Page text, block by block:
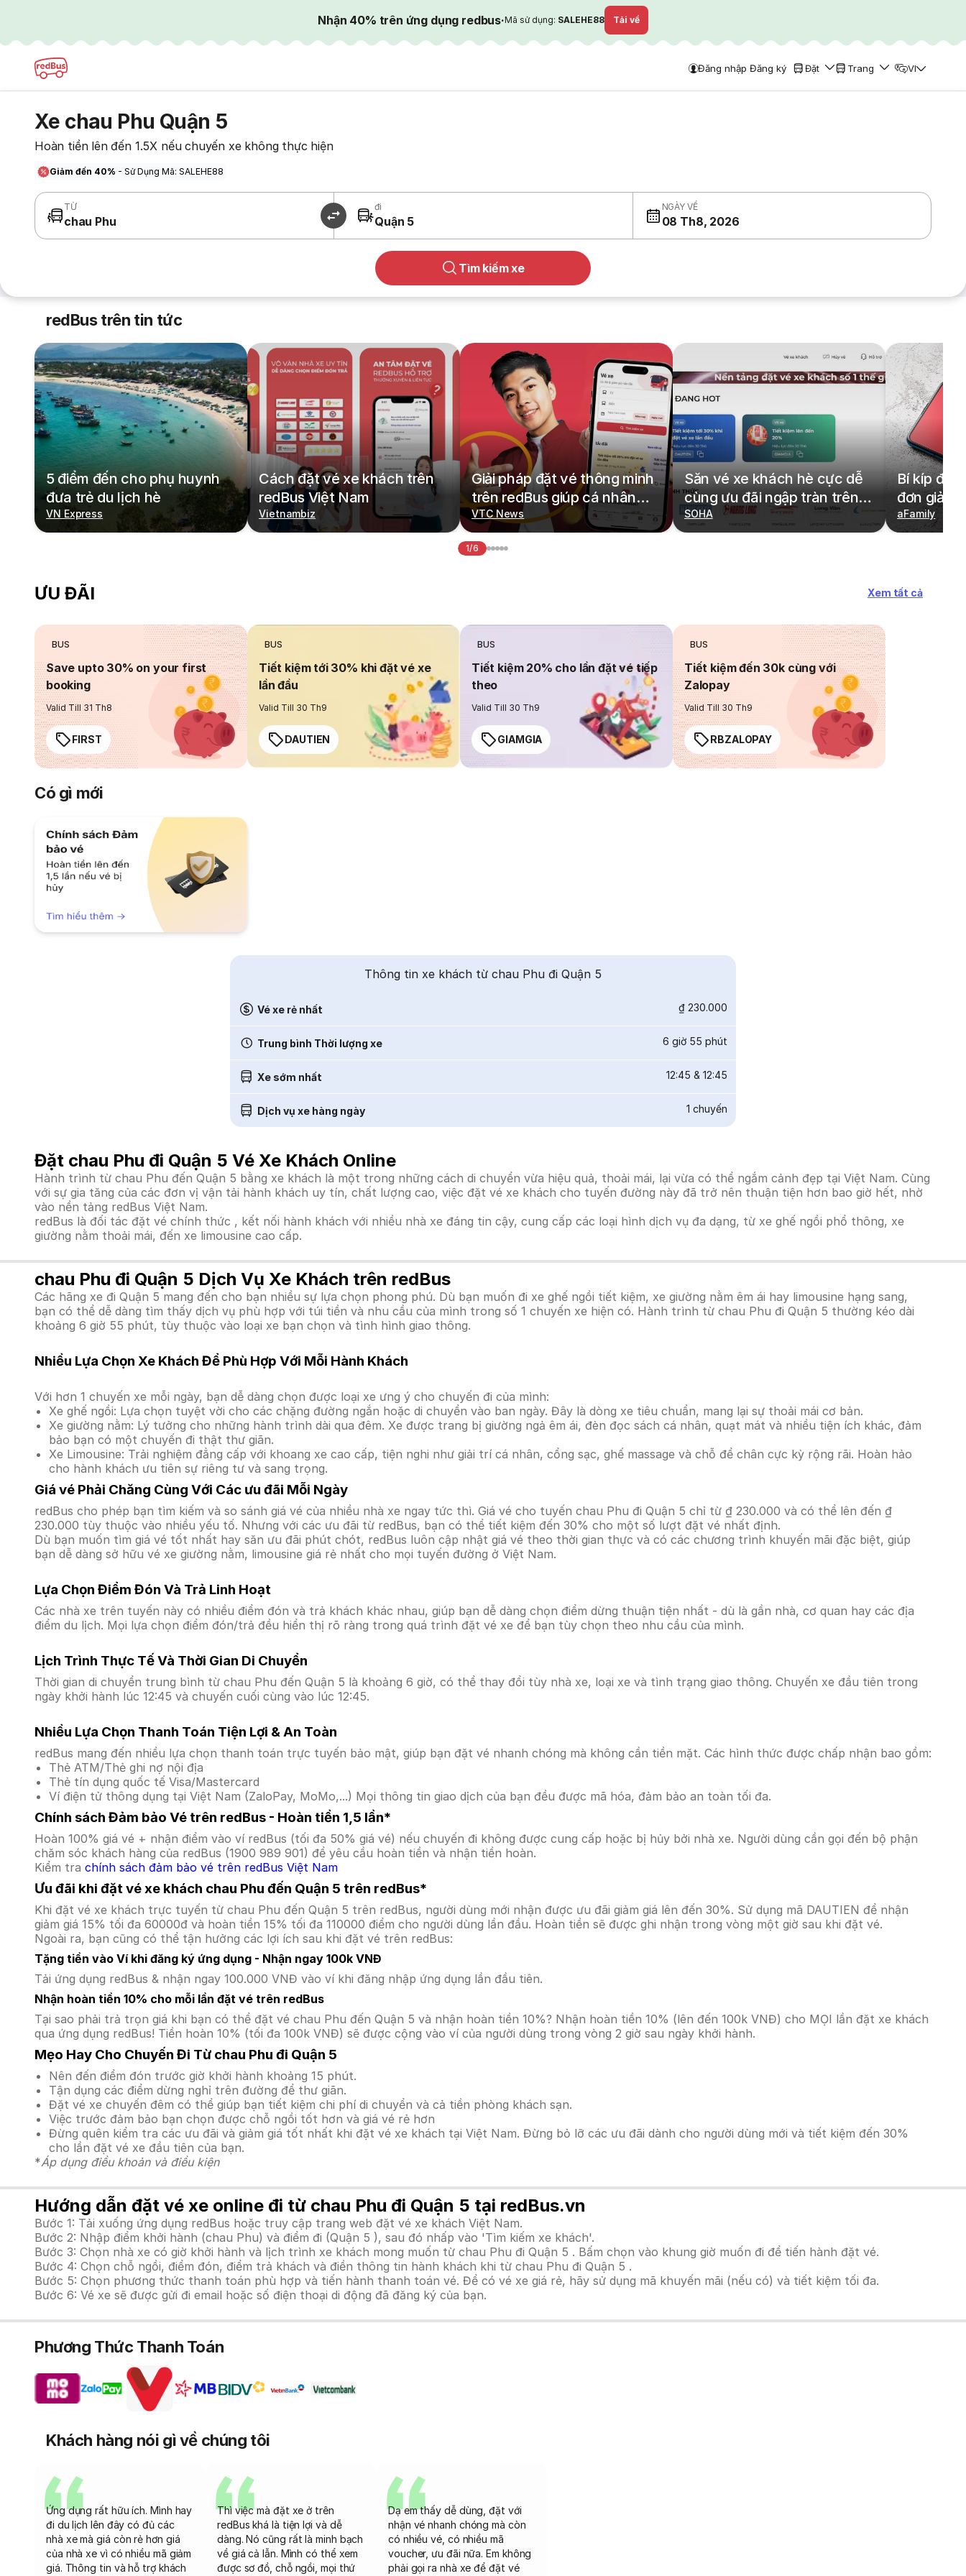
Nhận 40% trên ứng dụng redbus·Mã sử dụng: SALEHE88 Tải về
Đăng nhập Đăng ký Đặt Trang VI
Xe chau Phu Quận 5
Hoàn tiền lên đến 1.5X nếu chuyến xe không thực hiện
Giảm đến 40% - Sử Dụng Mã: SALEHE88
TỪ
chau Phu
đi
Quận 5
NGÀY VỀ
08 Th8, 2026
Tìm kiếm xe
redBus trên tin tức
5 điểm đến cho phụ huynh
đưa trẻ du lịch hè
VN Express
Cách đặt vé xe khách trên
redBus Việt Nam
Vietnambiz
Giải pháp đặt vé thông minh
trên redBus giúp cá nhân
hoá hành trình di chuyển
VTC News
Săn vé xe khách hè cực dễ
cùng ưu đãi ngập tràn trên
redBus
SOHA
Bí kíp đặt
đơn giản,
cả gia
aFamily
1/6
ƯU ĐÃI Xem tất cả
BUS
Save upto 30% on your first
booking
Valid Till 31 Th8
FIRST
BUS
Tiết kiệm tới 30% khi đặt vé xe
lần đầu
Valid Till 30 Th9
DAUTIEN
BUS
Tiết kiệm 20% cho lần đặt vé tiếp
theo
Valid Till 30 Th9
GIAMGIA
BUS
Tiết kiệm đến 30k cùng với
Zalopay
Valid Till 30 Th9
RBZALOPAY
Có gì mới
Thông tin xe khách từ chau Phu đi Quận 5
Vé xe rẻ nhất ₫ 230.000
Trung bình Thời lượng xe 6 giờ 55 phút
Xe sớm nhất 12:45 & 12:45
Dịch vụ xe hàng ngày 1 chuyến
Đặt chau Phu đi Quận 5 Vé Xe Khách Online
Hành trình từ chau Phu đến Quận 5 bằng xe khách là một trong những cách di chuyển vừa hiệu quả, thoải mái, lại vừa có thể ngắm cảnh đẹp tại Việt Nam. Cùng
với sự gia tăng của các đơn vị vận tải hành khách uy tín, chất lượng cao, việc đặt vé xe khách cho tuyến đường này đã trở nên thuận tiện hơn bao giờ hết, nhờ
vào nền tảng redBus Việt Nam.
redBus là đối tác đặt vé chính thức , kết nối hành khách với nhiều nhà xe đáng tin cậy, cung cấp các loại hình dịch vụ đa dạng, từ xe ghế ngồi phổ thông, xe
giường nằm thoải mái, đến xe limousine cao cấp.
chau Phu đi Quận 5 Dịch Vụ Xe Khách trên redBus
Các hãng xe đi Quận 5 mang đến cho bạn nhiều sự lựa chọn phong phú. Dù bạn muốn đi xe ghế ngồi tiết kiệm, xe giường nằm êm ái hay limousine hạng sang,
bạn có thể dễ dàng tìm thấy dịch vụ phù hợp với túi tiền và nhu cầu của mình trong số 1 chuyến xe hiện có. Hành trình từ chau Phu đi Quận 5 thường kéo dài
khoảng 6 giờ 55 phút, tùy thuộc vào loại xe bạn chọn và tình hình giao thông.
Nhiều Lựa Chọn Xe Khách Để Phù Hợp Với Mỗi Hành Khách
Với hơn 1 chuyến xe mỗi ngày, bạn dễ dàng chọn được loại xe ưng ý cho chuyến đi của mình:
Xe ghế ngồi: Lựa chọn tuyệt vời cho các chặng đường ngắn hoặc di chuyển vào ban ngày. Đây là dòng xe tiêu chuẩn, mang lại sự thoải mái cơ bản.
Xe giường nằm: Lý tưởng cho những hành trình dài qua đêm. Xe được trang bị giường ngả êm ái, đèn đọc sách cá nhân, quạt mát và nhiều tiện ích khác, đảm
bảo bạn có một chuyến đi thật thư giãn.
Xe Limousine: Trải nghiệm đẳng cấp với khoang xe cao cấp, tiện nghi như giải trí cá nhân, cổng sạc, ghế massage và chỗ để chân cực kỳ rộng rãi. Hoàn hảo
cho hành khách ưu tiên sự riêng tư và sang trọng.
Giá vé Phải Chăng Cùng Với Các ưu đãi Mỗi Ngày
redBus cho phép bạn tìm kiếm và so sánh giá vé của nhiều nhà xe ngay tức thì. Giá vé cho tuyến chau Phu đi Quận 5 chỉ từ ₫ 230.000 và có thể lên đến ₫
230.000 tùy thuộc vào nhiều yếu tố. Nhưng với các ưu đãi từ redBus, bạn có thể tiết kiệm đến 30% cho một số lượt đặt vé nhất định.
Dù bạn muốn tìm giá vé tốt nhất hay săn ưu đãi phút chót, redBus luôn cập nhật giá vé theo thời gian thực và có các chương trình khuyến mãi đặc biệt, giúp
bạn dễ dàng sở hữu vé xe giường nằm, limousine giá rẻ nhất cho mọi tuyến đường ở Việt Nam.
Lựa Chọn Điểm Đón Và Trả Linh Hoạt
Các nhà xe trên tuyến này có nhiều điểm đón và trả khách khác nhau, giúp bạn dễ dàng chọn điểm dừng thuận tiện nhất - dù là gần nhà, cơ quan hay các địa
điểm du lịch. Mọi lựa chọn điểm đón/trả đều hiển thị rõ ràng trong quá trình đặt vé xe để bạn tùy chọn theo nhu cầu của mình.
Lịch Trình Thực Tế Và Thời Gian Di Chuyển
Thời gian di chuyển trung bình từ chau Phu đến Quận 5 là khoảng 6 giờ, có thể thay đổi tùy nhà xe, loại xe và tình trạng giao thông. Chuyến xe đầu tiên trong
ngày khởi hành lúc 12:45 và chuyến cuối cùng vào lúc 12:45.
Nhiều Lựa Chọn Thanh Toán Tiện Lợi & An Toàn
redBus mang đến nhiều lựa chọn thanh toán trực tuyến bảo mật, giúp bạn đặt vé nhanh chóng mà không cần tiền mặt. Các hình thức được chấp nhận bao gồm:
Thẻ ATM/Thẻ ghi nợ nội địa
Thẻ tín dụng quốc tế Visa/Mastercard
Ví điện tử thông dụng tại Việt Nam (ZaloPay, MoMo,...) Mọi thông tin giao dịch của bạn đều được mã hóa, đảm bảo an toàn tối đa.
Chính sách Đảm bảo Vé trên redBus - Hoàn tiền 1,5 lần*
Hoàn 100% giá vé + nhận điểm vào ví redBus (tối đa 50% giá vé) nếu chuyến đi không được cung cấp hoặc bị hủy bởi nhà xe. Người dùng cần gọi đến bộ phận
chăm sóc khách hàng của redBus (1900 989 901) để yêu cầu hoàn tiền và nhận tiền hoàn.
Kiểm tra chính sách đảm bảo vé trên redBus Việt Nam
Ưu đãi khi đặt vé xe khách chau Phu đến Quận 5 trên redBus*
Khi đặt vé xe khách trực tuyến từ chau Phu đến Quận 5 trên redBus, người dùng mới nhận được ưu đãi giảm giá lên đến 30%. Sử dụng mã DAUTIEN để nhận
giảm giá 15% tối đa 60000đ và hoàn tiền 15% tối đa 110000 điểm cho người dùng lần đầu. Hoàn tiền sẽ được ghi nhận trong vòng một giờ sau khi đặt vé.
Ngoài ra, bạn cũng có thể tận hưởng các lợi ích sau khi đặt vé trên redBus:
Tặng tiền vào Ví khi đăng ký ứng dụng - Nhận ngay 100k VNĐ
Tải ứng dụng redBus & nhận ngay 100.000 VNĐ vào ví khi đăng nhập ứng dụng lần đầu tiên.
Nhận hoàn tiền 10% cho mỗi lần đặt vé trên redBus
Tại sao phải trả trọn giá khi bạn có thể đặt vé chau Phu đến Quận 5 và nhận hoàn tiền 10%? Nhận hoàn tiền 10% (lên đến 100k VNĐ) cho MỌI lần đặt xe khách
qua ứng dụng redBus! Tiền hoàn 10% (tối đa 100k VNĐ) sẽ được cộng vào ví của người dùng trong vòng 2 giờ sau ngày khởi hành.
Mẹo Hay Cho Chuyến Đi Từ chau Phu đi Quận 5
Nên đến điểm đón trước giờ khởi hành khoảng 15 phút.
Tận dụng các điểm dừng nghỉ trên đường để thư giãn.
Đặt vé xe chuyến đêm có thể giúp bạn tiết kiệm chi phí di chuyển và cả tiền phòng khách sạn.
Việc trước đảm bảo bạn chọn được chỗ ngồi tốt hơn và giá vé rẻ hơn
Đừng quên kiểm tra các ưu đãi và giảm giá tốt nhất khi đặt vé xe khách tại Việt Nam. Đừng bỏ lỡ các ưu đãi dành cho người dùng mới và tiết kiệm đến 30%
cho lần đặt vé xe đầu tiên của bạn.
*Áp dụng điều khoản và điều kiện
Hướng dẫn đặt vé xe online đi từ chau Phu đi Quận 5 tại redBus.vn
Bước 1: Tải xuống ứng dụng redBus hoặc truy cập trang web đặt vé xe khách Việt Nam.
Bước 2: Nhập điểm khởi hành (chau Phu) và điểm đi (Quận 5 ), sau đó nhấp vào 'Tìm kiếm xe khách'.
Bước 3: Chọn nhà xe có giờ khởi hành và lịch trình xe khách mong muốn từ chau Phu đi Quận 5 . Bấm chọn vào khung giờ muốn đi để tiến hành đặt vé.
Bước 4: Chọn chỗ ngồi, điểm đón, điểm trả khách và điền thông tin hành khách khi từ chau Phu đi Quận 5 .
Bước 5: Chọn phương thức thanh toán phù hợp và tiến hành thanh toán vé. Để có vé xe giá rẻ, hãy sử dụng mã khuyến mãi (nếu có) và tiết kiệm tối đa.
Bước 6: Vé xe sẽ được gửi đi email hoặc số điện thoại di động đã đăng ký của bạn.
Phương Thức Thanh Toán
Khách hàng nói gì về chúng tôi
Ứng dụng rất hữu ích. Mình hay
đi du lịch lên đây có đủ các
nhà xe mà giá còn rẻ hơn giá
của nhà xe vì có nhiều mã giảm
giá. Thông tin và hỗ trợ khách
Thì việc mà đặt xe ở trên
redBus khá là tiện lợi và dễ
dàng. Nó cũng rất là minh bạch
về giá cả lẫn. Mình có thể xem
được sơ đồ, chỗ ngồi, mọi thứ
Dạ em thấy dễ dùng, đặt với
nhận vé nhanh chóng mà còn
có nhiều vé, có nhiều mã
voucher, ưu đãi nữa. Em không
phải gọi ra nhà xe để đặt vé